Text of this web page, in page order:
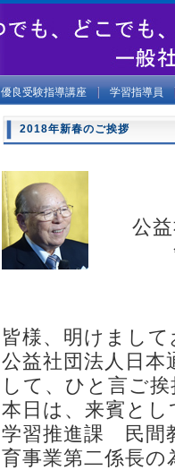
優良受験指導講座 学習指導員
2018年新春のご挨拶
公益社
会
皆様、明けまし
公益社団法人日
して、ひと言ご
本日は、来賓と
学習推進課 民間
育事業第二係長の